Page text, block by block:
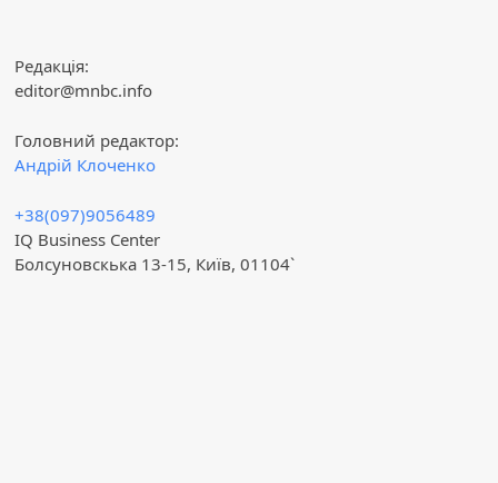
Редакція:
editor@mnbc.info
Головний редактор:
Андрій Клоченко
+38(097)9056489
IQ Business Center
Болсуновскька 13-15, Київ, 01104`